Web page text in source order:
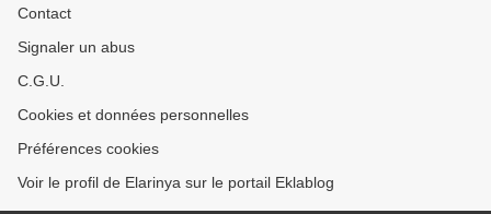
Contact
Signaler un abus
C.G.U.
Cookies et données personnelles
Préférences cookies
Voir le profil de Elarinya sur le portail Eklablog